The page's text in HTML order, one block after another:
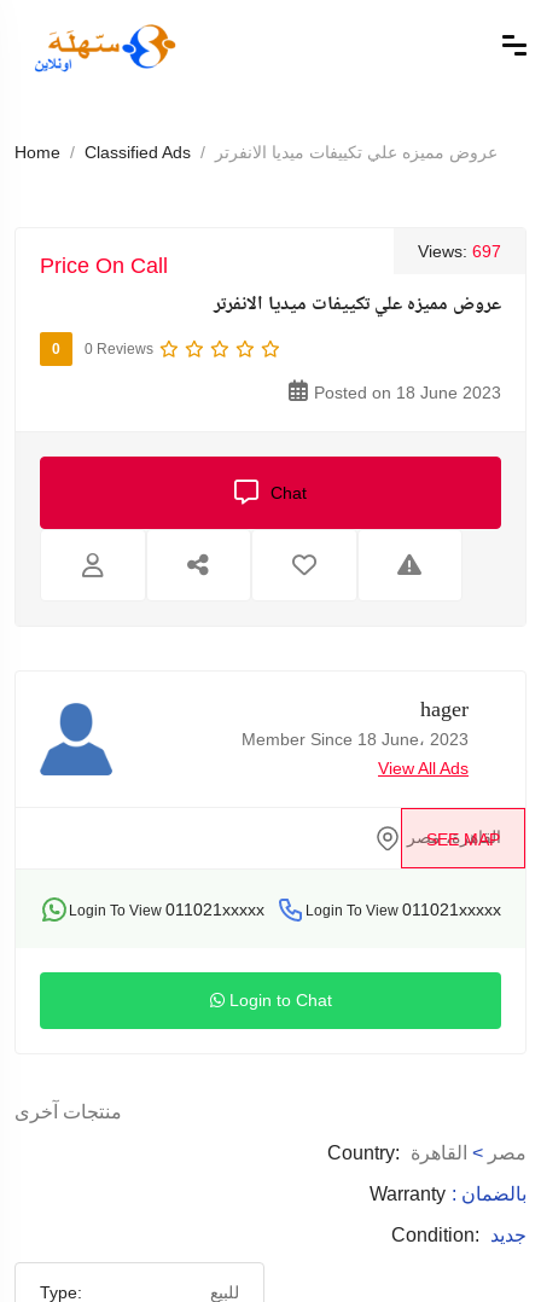
Home Classified Ads عروض مميزه علي تكييفات ميديا الانفرتر
Views: 697
Price On Call
عروض مميزه علي تكييفات ميديا الانفرتر
0 0 Reviews
Posted on 18 June 2023
Chat
hager
Member Since 18 June، 2023
View All Ads
SEE MAP
القاهرة، مصر
Login To View 011021xxxxx Login To View 011021xxxxx
Login to Chat
منتجات آخرى
Country:
مصر > القاهرة
Warranty
: بالضمان
Condition:
جديد
Type: للبيع